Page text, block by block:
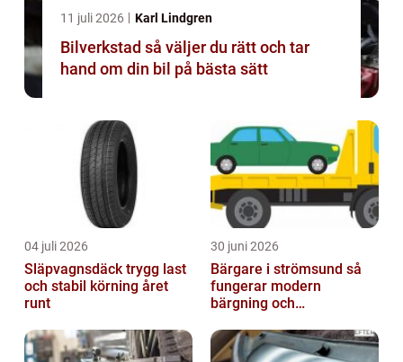
11 juli 2026 Karl Lindgren
Bilverkstad så väljer du rätt och tar
hand om din bil på bästa sätt
04 juli 2026
Släpvagnsdäck trygg last
och stabil körning året
runt
30 juni 2026
Bärgare i strömsund så
fungerar modern
bärgning och